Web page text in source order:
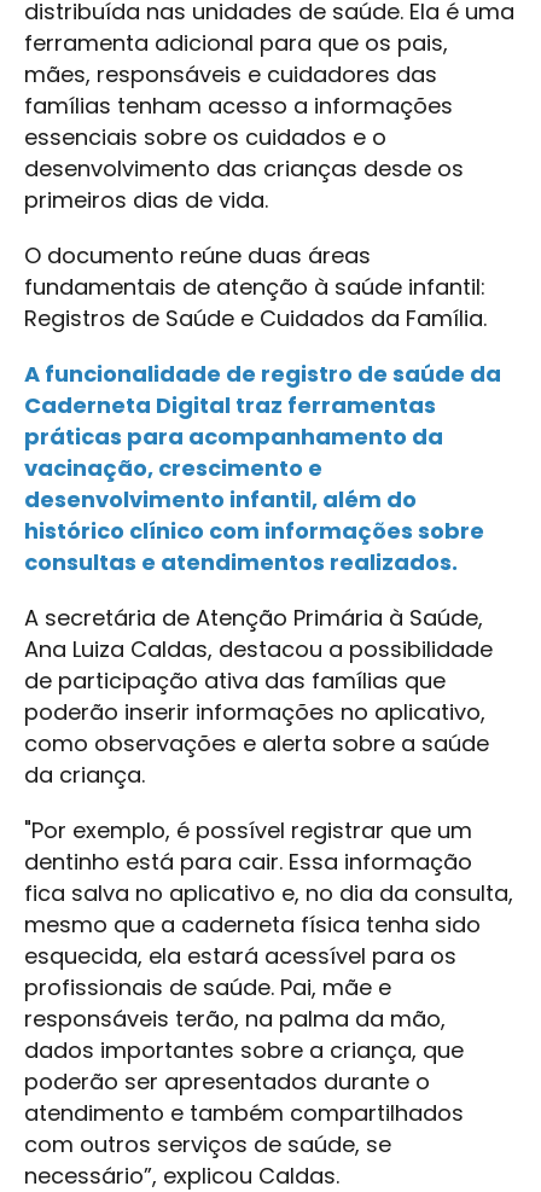
distribuída nas unidades de saúde. Ela é uma
ferramenta adicional para que os pais,
mães, responsáveis e cuidadores das
famílias tenham acesso a informações
essenciais sobre os cuidados e o
desenvolvimento das crianças desde os
primeiros dias de vida.
O documento reúne duas áreas
fundamentais de atenção à saúde infantil:
Registros de Saúde e Cuidados da Família.
A funcionalidade de registro de saúde da
Caderneta Digital traz ferramentas
práticas para acompanhamento da
vacinação, crescimento e
desenvolvimento infantil, além do
histórico clínico com informações sobre
consultas e atendimentos realizados.
A secretária de Atenção Primária à Saúde,
Ana Luiza Caldas, destacou a possibilidade
de participação ativa das famílias que
poderão inserir informações no aplicativo,
como observações e alerta sobre a saúde
da criança.
"Por exemplo, é possível registrar que um
dentinho está para cair. Essa informação
fica salva no aplicativo e, no dia da consulta,
mesmo que a caderneta física tenha sido
esquecida, ela estará acessível para os
profissionais de saúde. Pai, mãe e
responsáveis terão, na palma da mão,
dados importantes sobre a criança, que
poderão ser apresentados durante o
atendimento e também compartilhados
com outros serviços de saúde, se
necessário”, explicou Caldas.